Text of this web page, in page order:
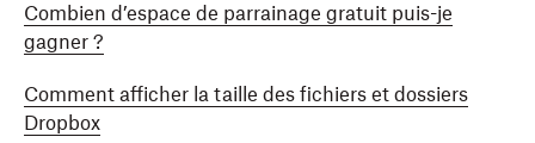
Combien d’espace de parrainage gratuit puis-je
gagner ?
Comment afficher la taille des fichiers et dossiers
Dropbox